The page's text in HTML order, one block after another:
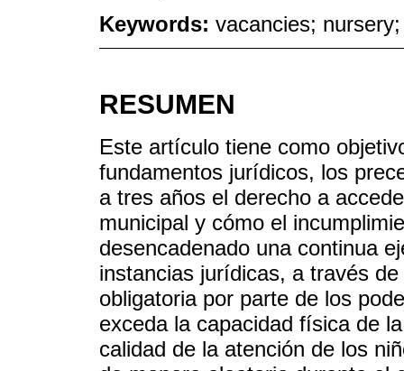
Keywords: vacancies;
RESUMEN
Este artículo tiene como
fundamentos jurídicos, los
a tres años el derecho a
municipal y cómo el
desencadenado una continua
instancias jurídicas, a través
obligatoria por parte de los
exceda la capacidad física de
calidad de la atención de los